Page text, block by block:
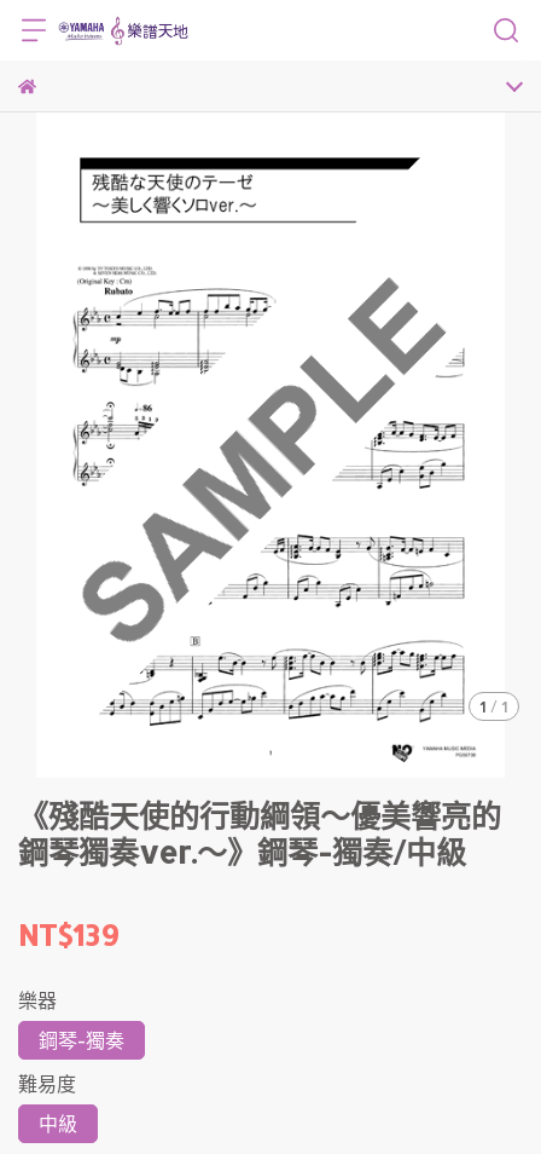
1 / 1
《殘酷天使的行動綱領～優美響亮的
鋼琴獨奏ver.～》鋼琴-獨奏/中級
NT$139
樂器
鋼琴-獨奏
難易度
中級